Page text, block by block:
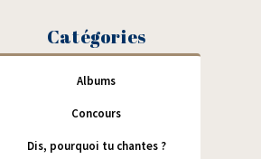
Catégories
Albums
Concours
Dis, pourquoi tu chantes ?